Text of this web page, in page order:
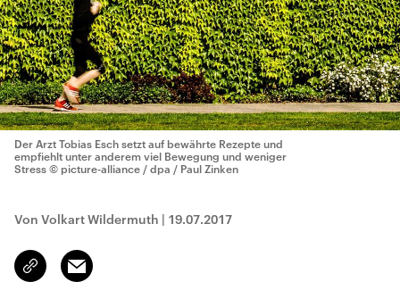
Der Arzt Tobias Esch setzt auf bewährte Rezepte und
empfiehlt unter anderem viel Bewegung und weniger
Stress © picture-alliance / dpa / Paul Zinken
Von Volkart Wildermuth | 19.07.2017
Link
kopieren/teilen
Email